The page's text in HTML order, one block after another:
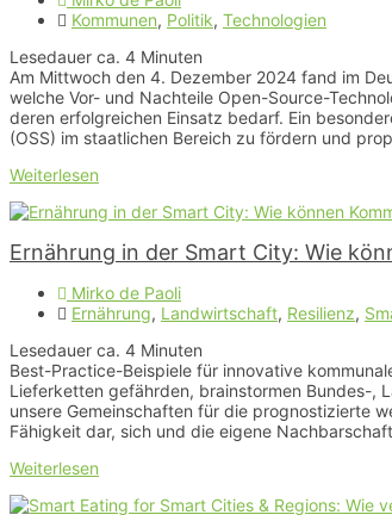
Kommunen, Politik, Technologien
Lesedauer ca. 4 Minuten
Am Mittwoch den 4. Dezember 2024 fand im
welche Vor- und Nachteile Open-Source-
deren erfolgreichen Einsatz bedarf. Ein
(OSS) im staatlichen Bereich zu fördern und
Weiterlesen
Ernährung in der Smart City: Wie
Mirko de Paoli
Ernährung, Landwirtschaft, Resilienz,
Lesedauer ca. 4 Minuten
Best-Practice-Beispiele für innovative
Lieferketten gefährden, brainstormen Bundes-,
unsere Gemeinschaften für die prognostizierte
Fähigkeit dar, sich und die eigene
Weiterlesen